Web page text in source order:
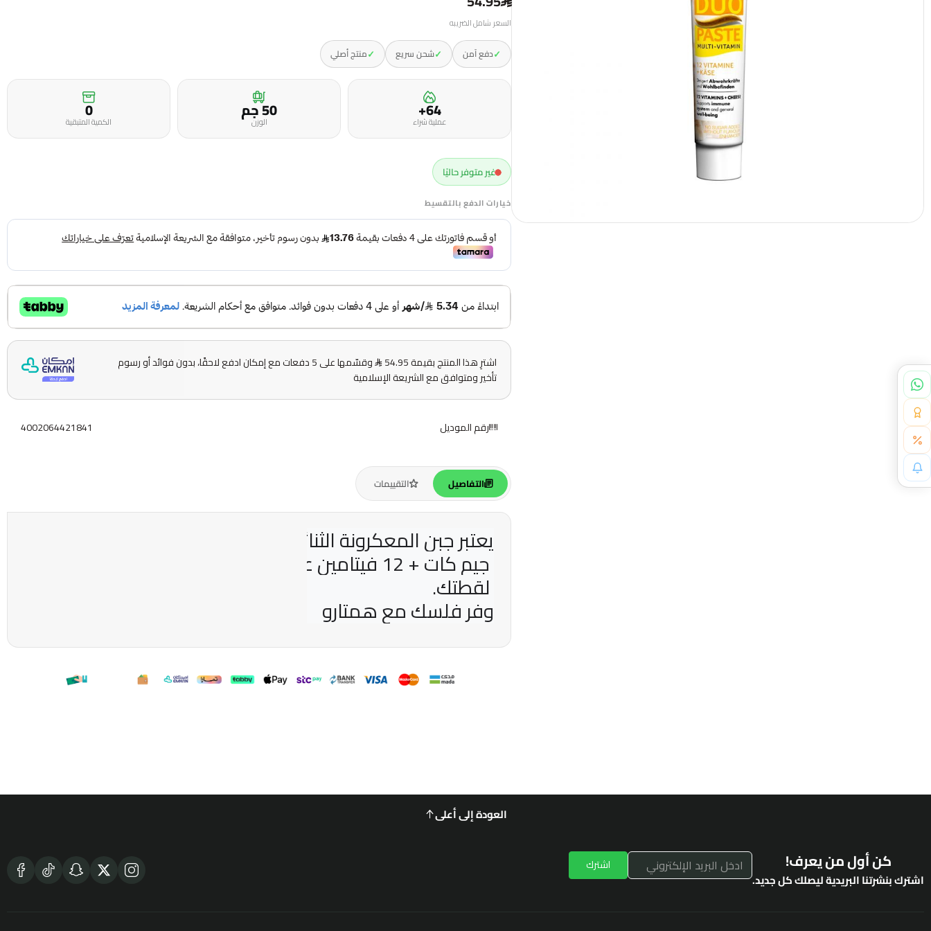
السعر شامل الضريبه
✓دفع آمن ✓شحن سريع ✓منتج أصلي
64+
عملية شراء 50 جمالوزن 0
الكمية المتبقية
غير متوفر حاليًا
خيارات الدفع بالتقسيط
اشترِ هذا المنتج بقيمة 54.95
وقسّمها على 5 دفعات مع إمكان ادفع لاحقًا، بدون فوائد أو رسوم
تأخير ومتوافق مع الشريعة الإسلامية
رقم الموديل 4002064421841
التفاصيل التقييمات
يعتبر جبن المعكرونة الثنائي متعدد الفيتامينات من
جيم كات + 12 فيتامين علاجًا لذيذًا وصحيًا
لقطتك.
وفر فلسك مع همتارو
العودة إلى أعلى
كن أول من يعرف!
اشترك بنشرتنا البريدية ليصلك كل جديد.
اشترك